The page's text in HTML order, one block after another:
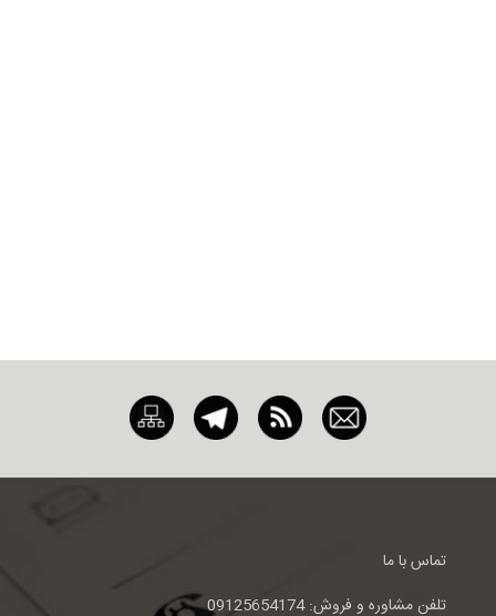
تماس با ما
تلفن مشاوره و فروش: 09125654174